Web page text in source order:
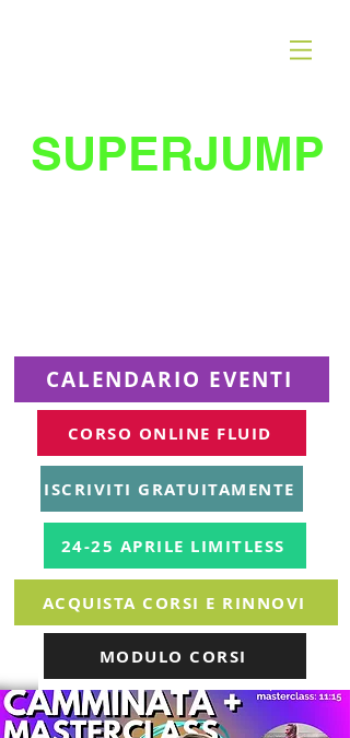
SUPERJUMP
CALENDARIO EVENTI
CORSO ONLINE FLUID
ISCRIVITI GRATUITAMENTE
24-25 APRILE LIMITLESS
ACQUISTA CORSI E RINNOVI
MODULO CORSI